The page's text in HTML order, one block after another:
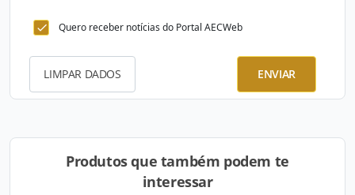
Quero receber notícias do Portal AECWeb
LIMPAR DADOS ENVIAR
Produtos que também podem te
interessar